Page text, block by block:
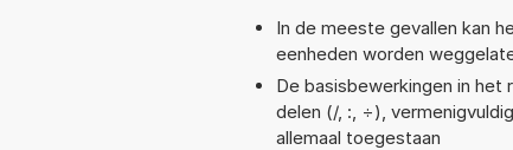
In de meeste gevallen kan
eenheden worden
De basisbewerkingen in het
delen (/, :, ÷),
allemaal toegestaan